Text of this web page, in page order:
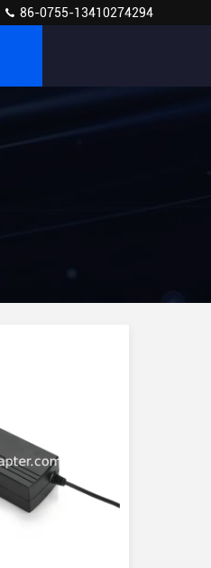
86-0755-13410274294